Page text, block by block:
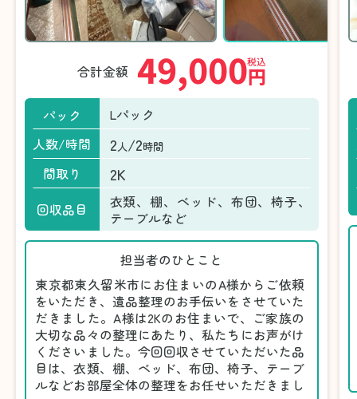
合計金額 49,000円
税込
パック
Lパック
人数/時間
2人/2時間
間取り 2K
回収品目
衣類、棚、ベッド、布団、椅子、
テーブルなど
担当者のひとこと
東京都東久留米市にお住まいのA様からご依頼
をいただき、遺品整理のお手伝いをさせていた
だきました。A様は2Kのお住まいで、ご家族の
大切な品々の整理にあたり、私たちにお声がけ
くださいました。今回回収させていただいた品
目は、衣類、棚、ベッド、布団、椅子、テーブ
ルなどお部屋全体の整理をお任せいただきまし